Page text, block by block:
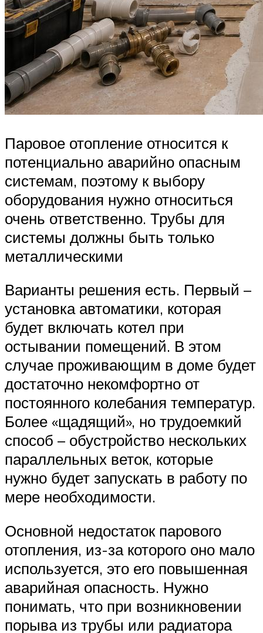
Паровое отопление относится к
потенциально аварийно опасным
системам, поэтому к выбору
оборудования нужно относиться
очень ответственно. Трубы для
системы должны быть только
металлическими
Варианты решения есть. Первый –
установка автоматики, которая
будет включать котел при
остывании помещений. В этом
случае проживающим в доме будет
достаточно некомфортно от
постоянного колебания температур.
Более «щадящий», но трудоемкий
способ – обустройство нескольких
параллельных веток, которые
нужно будет запускать в работу по
мере необходимости.
Основной недостаток парового
отопления, из-за которого оно мало
используется, это его повышенная
аварийная опасность. Нужно
понимать, что при возникновении
порыва из трубы или радиатора